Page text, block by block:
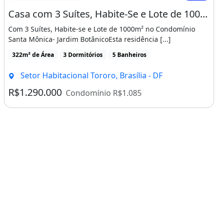
Casa com 3 Suítes, Habite-Se e Lote de 1000M² no Condomínio santa Mônica - Jardim
Com 3 Suítes, Habite-se e Lote de 1000m² no Condomínio
Santa Mônica- Jardim BotânicoEsta residência [...]
322m² de Área 3 Dormitórios 5 Banheiros
Setor Habitacional Tororo, Brasília - DF
R$1.290.000 Condomínio R$1.085